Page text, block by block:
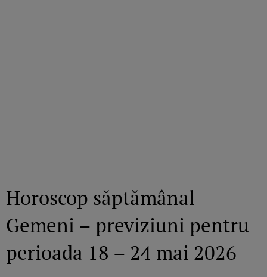
Horoscop săptămânal
Gemeni – previziuni pentru
perioada 18 – 24 mai 2026